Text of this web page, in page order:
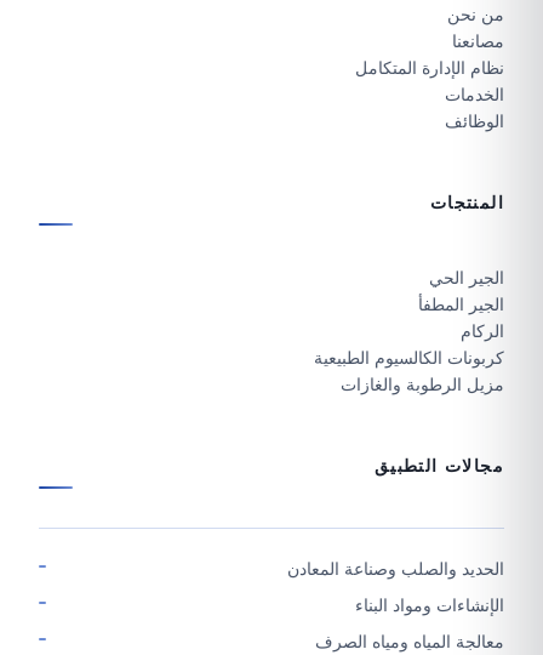
من نحن
مصانعنا
نظام الإدارة المتكامل
الخدمات
الوظائف
المنتجات
الجير الحي
الجير المطفأ
الركام
كربونات الكالسيوم الطبيعية
مزيل الرطوبة والغازات
مجالات التطبيق
الحديد والصلب وصناعة المعادن
الإنشاءات ومواد البناء
معالجة المياه ومياه الصرف